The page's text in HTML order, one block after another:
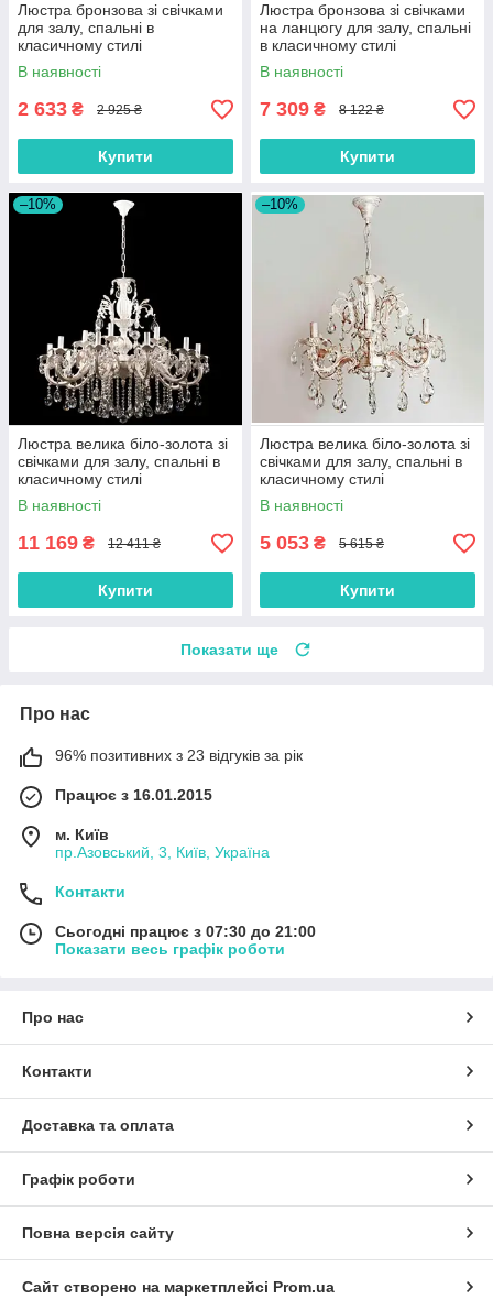
Люстра бронзова зі свічками
для залу, спальні в
класичному стилі
В наявності
2 633 ₴ 2 925 ₴
Купити
Люстра бронзова зі свічками
на ланцюгу для залу, спальні
в класичному стилі
В наявності
7 309 ₴ 8 122 ₴
Купити
–10%
Люстра велика біло-золота зі
свічками для залу, спальні в
класичному стилі
В наявності
11 169 ₴ 12 411 ₴
Купити
–10%
Люстра велика біло-золота зі
свічками для залу, спальні в
класичному стилі
В наявності
5 053 ₴ 5 615 ₴
Купити
Показати ще
Про нас
96% позитивних з 23 відгуків за рік
Працює з 16.01.2015
м. Київ
пр.Азовський, 3, Київ, Україна
Контакти
Сьогодні працює з 07:30 до 21:00
Показати весь графік роботи
Про нас
Контакти
Доставка та оплата
Графік роботи
Повна версія сайту
Сайт створено на маркетплейсі Prom.ua